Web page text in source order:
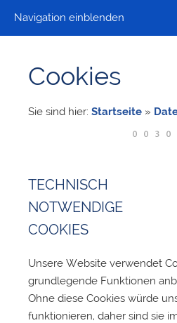
Navigation einblenden
Cookies
Sie sind hier: Startseite »
TECHNISCH
NOTWENDIGE
COOKIES
Unsere Website verwendet
grundlegende Funktionen
Ohne diese Cookies würde
funktionieren, daher sind sie